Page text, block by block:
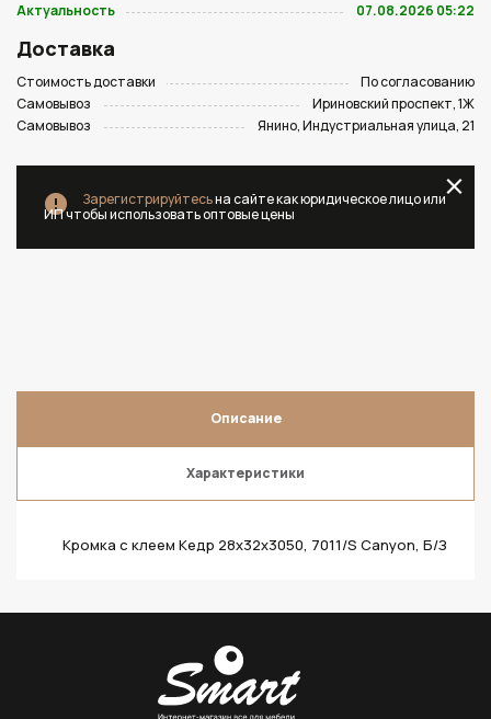
Актуальность
07.08.2026 05:22
Доставка
Стоимость доставки
По согласованию
Самовывоз
Ириновский проспект, 1Ж
Самовывоз
Янино, Индустриальная улица, 21
Зарегистрируйтесьна сайте как юридическое лицо или
ИП чтобы использовать оптовые цены
Описание
Характеристики
Кромка с клеем Кедр 28х32х3050, 7011/S Canyon, Б/З